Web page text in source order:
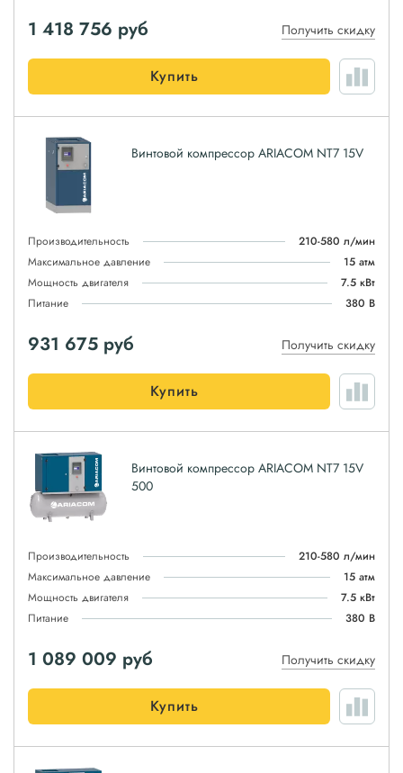
1 418 756 руб Получить скидку
Купить
Винтовой компрессор ARIACOM NT7 15V
Производительность
210-580 л/мин
Максимальное давление
15 атм
Мощность двигателя
7.5 кВт
Питание
380 В
931 675 руб Получить скидку
Купить
Винтовой компрессор ARIACOM NT7 15V
500
Производительность
210-580 л/мин
Максимальное давление
15 атм
Мощность двигателя
7.5 кВт
Питание
380 В
1 089 009 руб Получить скидку
Купить